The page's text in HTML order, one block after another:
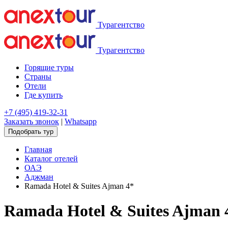
Турагентство
Турагентство
Горящие туры
Страны
Отели
Где купить
+7 (495) 419-32-31
Заказать звонок | Whatsapp
Подобрать тур
Главная
Каталог отелей
ОАЭ
Аджман
Ramada Hotel & Suites Ajman 4*
Ramada Hotel & Suites Ajman